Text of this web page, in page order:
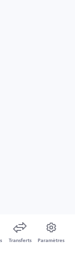
Transferts Paramètres